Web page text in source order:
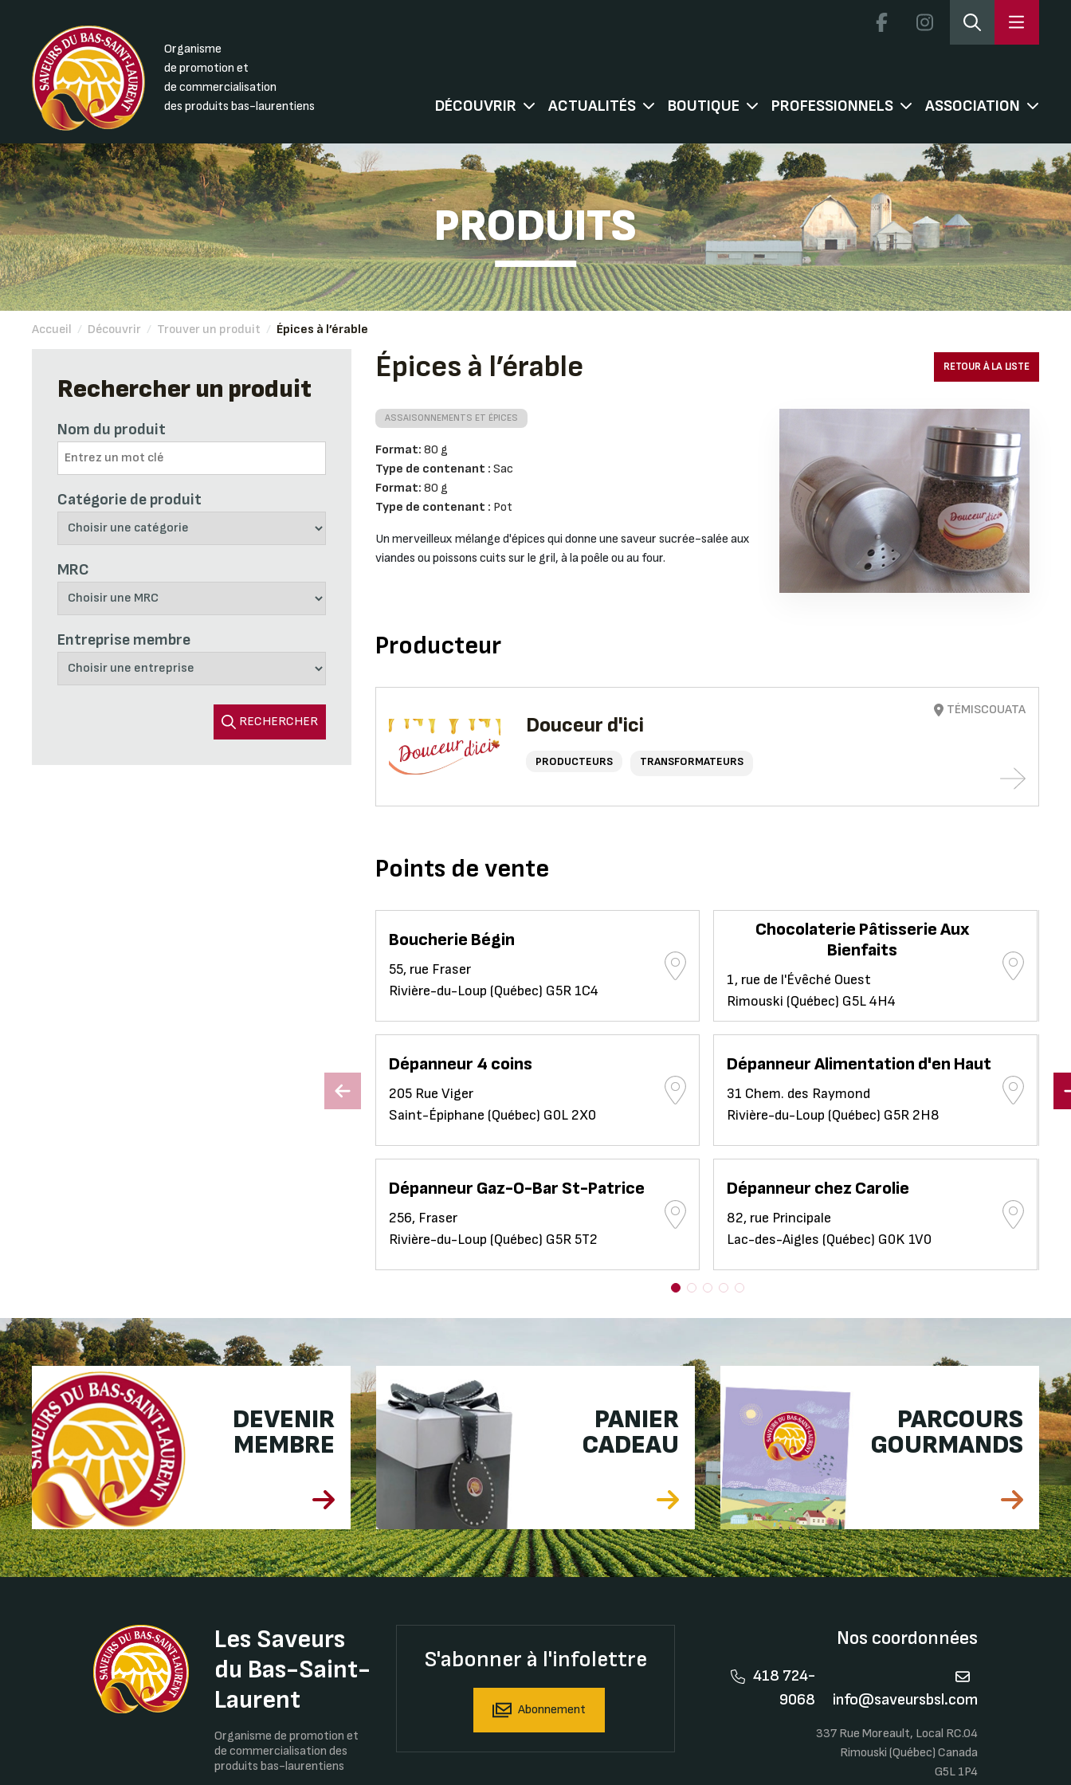
Organisme
de promotion et
de commercialisation
des produits bas-laurentiens
DÉCOUVRIR ACTUALITÉS BOUTIQUE PROFESSIONNELS ASSOCIATION
PRODUITS
Accueil / Découvrir / Trouver un produit / Épices à l’érable
Rechercher un produit
Nom du produit
Catégorie de produit
MRC
Entreprise membre
RECHERCHER
Épices à l’érable RETOUR À LA LISTE
ASSAISONNEMENTS ET ÉPICES
Format:80 g
Type de contenant :Sac
Format:80 g
Type de contenant : Pot
Un merveilleux mélange d'épices qui donne une saveur sucrée-salée aux
viandes ou poissons cuits sur le gril, à la poêle ou au four.
Producteur
Douceur d'ici
PRODUCTEURS TRANSFORMATEURS
TÉMISCOUATA
Points de vente
Boucherie Bégin
55, rue Fraser
Rivière-du-Loup (Québec) G5R 1C4
Chocolaterie Pâtisserie Aux
Bienfaits
1, rue de l'Évêché Ouest
Rimouski (Québec) G5L 4H4
Dépanneur 4 coins
205 Rue Viger
Saint-Épiphane (Québec) G0L 2X0
Dépanneur Alimentation d'en Haut
31 Chem. des Raymond
Rivière-du-Loup (Québec) G5R 2H8
Dépanneur Gaz-O-Bar St-Patrice
256, Fraser
Rivière-du-Loup (Québec) G5R 5T2
Dépanneur chez Carolie
82, rue Principale
Lac-des-Aigles (Québec) G0K 1V0
DEVENIR
MEMBRE
PANIER
CADEAU
PARCOURS
GOURMANDS
Les Saveurs
du Bas-Saint-
Laurent
Organisme de promotion et
de commercialisation des
produits bas-laurentiens
S'abonner à l'infolettre
Abonnement
Nos coordonnées
418 724-
9068
info@saveursbsl.com
337 Rue Moreault, Local RC.04
Rimouski (Québec) Canada
G5L 1P4